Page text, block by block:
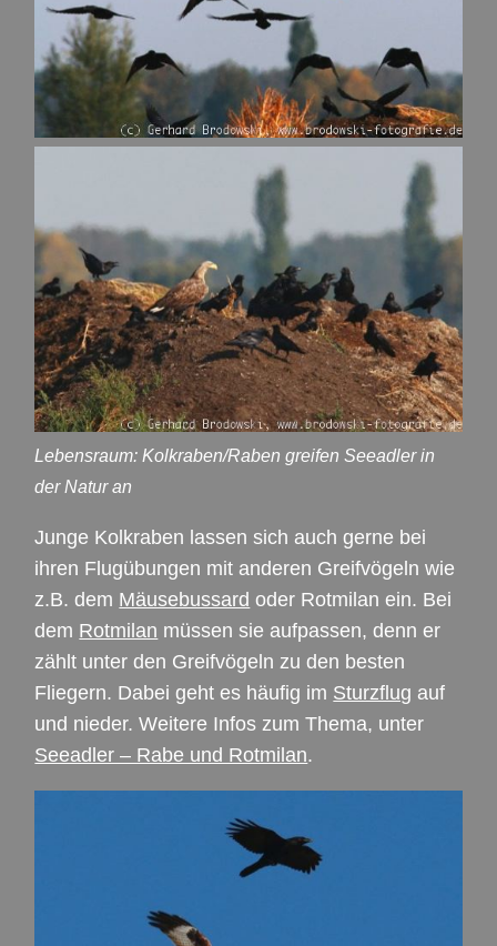
Lebensraum: Kolkraben/Raben greifen Seeadler in
der Natur an
Junge Kolkraben lassen sich auch gerne bei
ihren Flugübungen mit anderen Greifvögeln wie
z.B. dem Mäusebussard oder Rotmilan ein. Bei
dem Rotmilan müssen sie aufpassen, denn er
zählt unter den Greifvögeln zu den besten
Fliegern. Dabei geht es häufig im Sturzflug auf
und nieder. Weitere Infos zum Thema, unter
Seeadler – Rabe und Rotmilan.